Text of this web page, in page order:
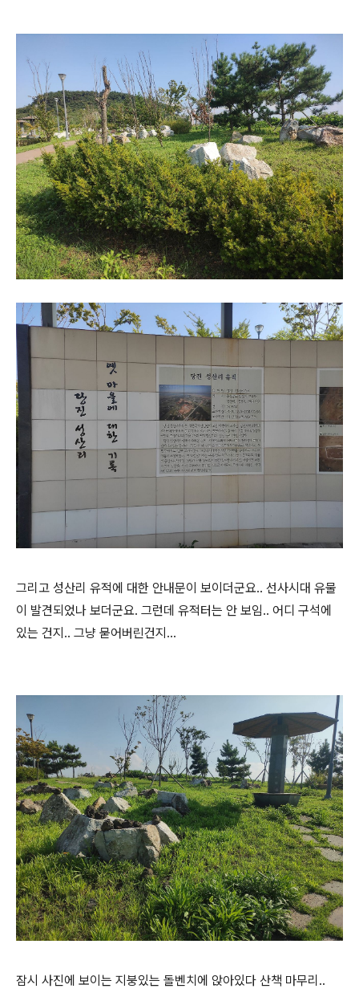
그리고 성산리 유적에 대한 안내문이 보이더군요.. 선사시대 유물
이 발견되었나 보더군요. 그런데 유적터는 안 보임.. 어디 구석에
있는 건지.. 그냥 묻어버린건지...
잠시 사진에 보이는 지붕있는 돌벤치에 앉아있다 산책 마무리..